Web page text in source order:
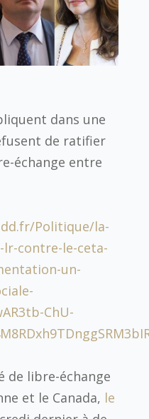
dans une
de ratifier
échange entre
Politique/la-
contre-le-ceta-
un-
ChU-
libre-échange
et le Canada, le